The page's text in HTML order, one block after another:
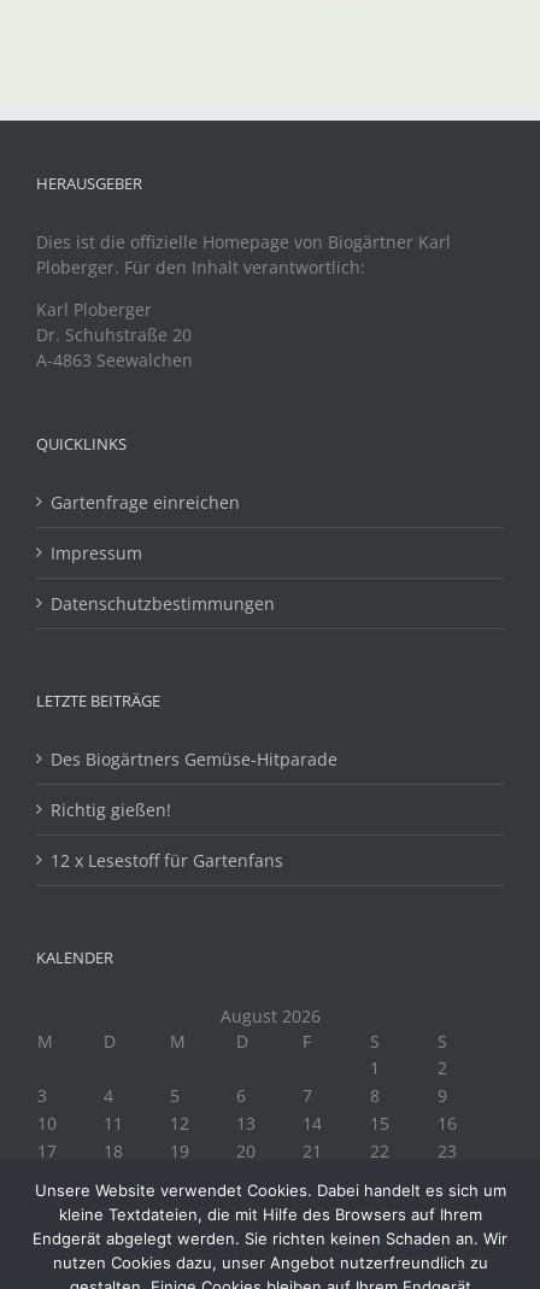
HERAUSGEBER
Dies ist die offizielle Homepage von Biogärtner Karl
Ploberger. Für den Inhalt verantwortlich:
Karl Ploberger
Dr. Schuhstraße 20
A-4863 Seewalchen
QUICKLINKS
Gartenfrage einreichen
Impressum
Datenschutzbestimmungen
LETZTE BEITRÄGE
Des Biogärtners Gemüse-Hitparade
Richtig gießen!
12 x Lesestoff für Gartenfans
KALENDER
August 2026
M
D M D F S
S
1
2
3
4 5 6 7 8
9
10
11 12 13 14 15
16
17
18 19 20 21 22
23
24
25 27 28
« Juli
Unsere Website verwendet Cookies. Dabei handelt es sich um
kleine Textdateien, die mit Hilfe des Browsers auf Ihrem
Endgerät abgelegt werden. Sie richten keinen Schaden an. Wir
nutzen Cookies dazu, unser Angebot nutzerfreundlich zu